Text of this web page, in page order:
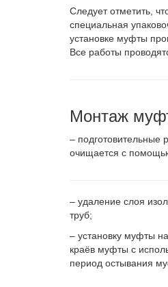
Следует отметить,
специальная
установке муфты
Все работы
Монтаж
– подготовительные
очищается с
– удаление слоя
труб;
– установку муфты
краёв муфты с
период остывания